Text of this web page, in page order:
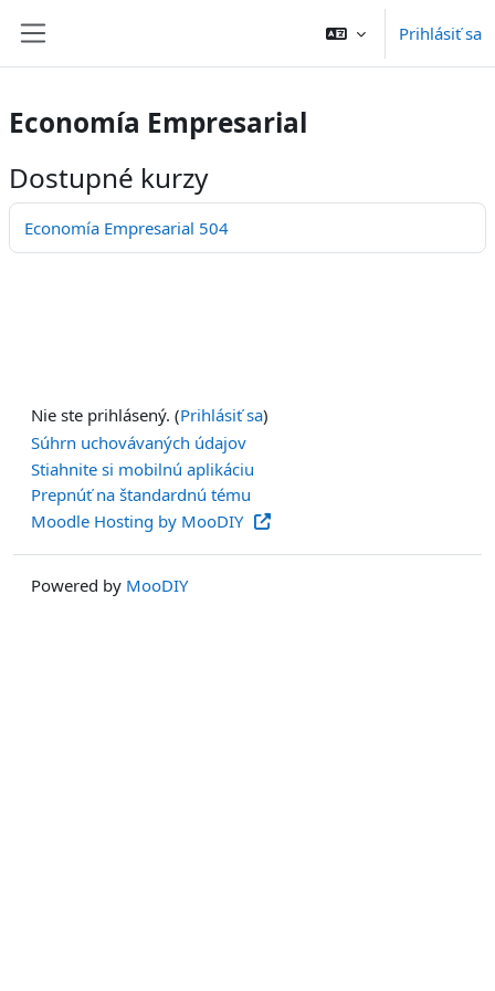
Prihlásiť sa
Economía Empresarial
Dostupné kurzy
Economía Empresarial 504
Nie ste prihlásený. (Prihlásiť sa)
Súhrn uchovávaných údajov
Stiahnite si mobilnú aplikáciu
Prepnúť na štandardnú tému
Moodle Hosting by MooDIY
Powered by MooDIY